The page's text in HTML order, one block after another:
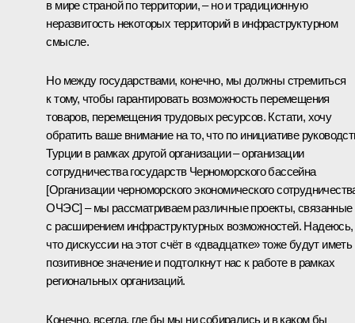
в мире страной по территории, – но и традиционную
неразвитость некоторых территорий в инфраструктурном
смысле.
Но между государствами, конечно, мы должны стремиться
к тому, чтобы гарантировать возможность перемещения
товаров, перемещения трудовых ресурсов. Кстати, хочу
обратить ваше внимание на то, что по инициативе
Турции в рамках другой организации – организации
сотрудничества государств Черноморского бассейна
[Организации черноморского экономического
ОЧЭС] – мы рассматриваем различные проекты, связанные
с расширением инфраструктурных возможностей. Надеюсь,
что дискуссии на этот счёт в «двадцатке» тоже будут иметь
позитивное значение и подтолкнут нас к работе в рамках
региональных организаций.
Конечно, всегда, где бы мы ни собирались и в каком бы